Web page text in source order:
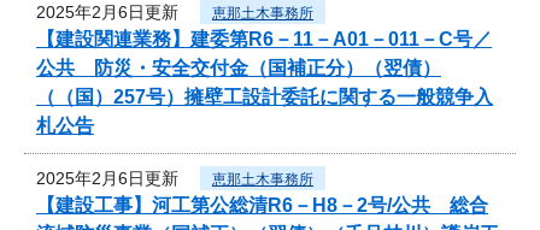
2025年2月6日更新 恵那土木事務所
【建設関連業務】建委第R6－11－A01－011－C号／
公共 防災・安全交付金（国補正分）（翌債）
（（国）257号）擁壁工設計委託に関する一般競争入
札公告
2025年2月6日更新 恵那土木事務所
【建設工事】河工第公総清R6－H8－2号/公共 総合